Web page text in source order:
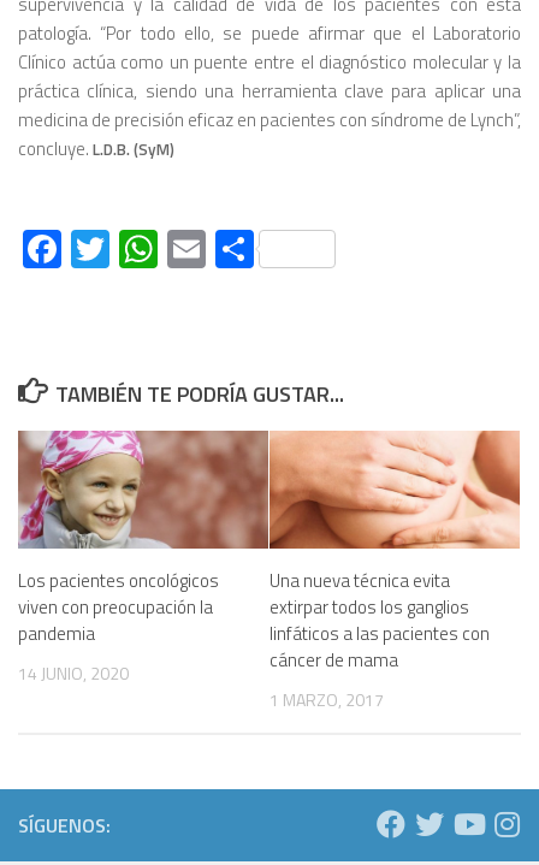
patología. “Por todo ello, se puede afirmar que el Laboratorio
Clínico actúa como un puente entre el diagnóstico molecular y la
práctica clínica, siendo una herramienta clave para aplicar una
medicina de precisión eficaz en pacientes con síndrome de Lynch”,
concluye. L.D.B. (SyM)
Facebook
Twitter
WhatsApp
EmailCompartir
TAMBIÉN TE PODRÍA GUSTAR...
Los pacientes oncológicos
viven con preocupación la
pandemia
14 JUNIO, 2020
Una nueva técnica evita
extirpar todos los ganglios
linfáticos a las pacientes con
cáncer de mama
1 MARZO, 2017
SÍGUENOS: